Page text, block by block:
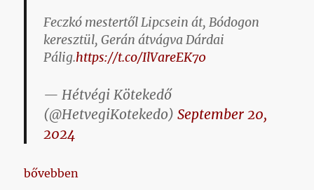
Feczkó mestertől Lipcsein át, Bódogon
keresztül, Gerán átvágva Dárdai
Pálig.https://t.co/IlVareEK70
— Hétvégi Kötekedő
(@HetvegiKotekedo)September 20,
2024
„[HK009] Az új edzőgeneráció rövid tündöklése és
bővebben